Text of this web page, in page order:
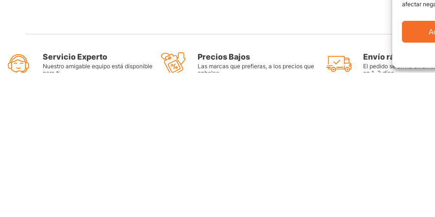
afectar
Servicio Experto
Nuestro amigable equipo está disponible
para ti
Precios Bajos
Las marcas que prefieras, a los precios que
anhelas
Envío rápido y
El pedido se envía en un
en 1-3 días